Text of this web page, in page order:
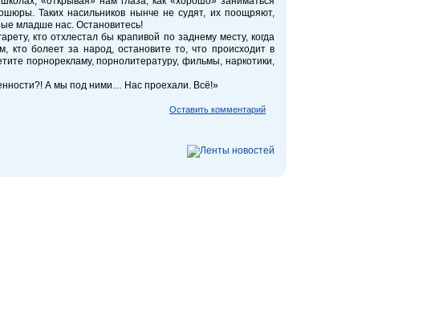
Таких насильников нынче не судят, их поощряют,
младше нас. Остановитесь!
кто отхлестал бы крапивой по заднему месту, когда
болеет за народ, остановите то, что происходит в
порнорекламу, порнолитературу, фильмы, наркотики,
А мы под ними… Нас проехали. Всё!»
Оставить комментарий